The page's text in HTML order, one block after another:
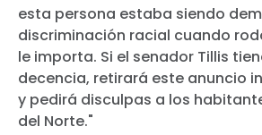
esta persona estaba siendo
discriminación racial cuando
le importa. Si el senador Tillis
decencia, retirará este anuncio
y pedirá disculpas a los
del Norte."